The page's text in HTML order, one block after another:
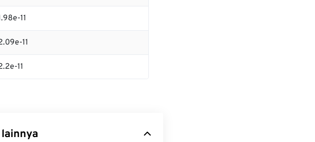
11
11
11